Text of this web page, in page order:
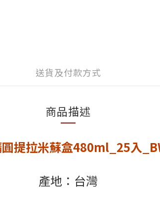
送貨及付款方式
商品描述
提拉米蘇盒480ml_25入
產地：台灣